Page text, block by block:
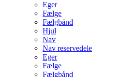
Eger
Fælge
Fælgbånd
Hjul
Nav
Nav reservedele
Eger
Fælge
Fælgbånd